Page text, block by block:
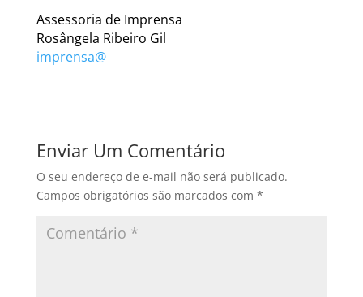
Assessoria de Imprensa
Rosângela Ribeiro Gil
imprensa@
Enviar Um Comentário
O seu endereço de e-mail não será publicado.
Campos obrigatórios são marcados com *